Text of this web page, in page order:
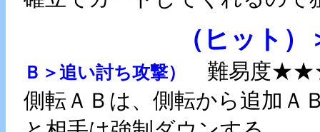
（ヒット
Ｂ＞追い討ち攻撃）
難易度
側転ＡＢは、側転から追加Ａ